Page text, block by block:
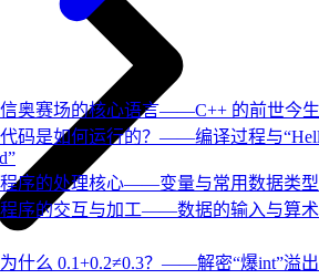
奥赛场的核心语言——C++ 的前世今生
代码是如何运行的？——编译过程与
程序的处理核心——变量与常用数据类型
程序的交互与加工——数据的输入与算
什么 0.1+0.2≠0.3？——解密“爆int”溢